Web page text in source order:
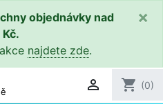
objednávky nad
najdete zde.
×
 shopping_cart (0)